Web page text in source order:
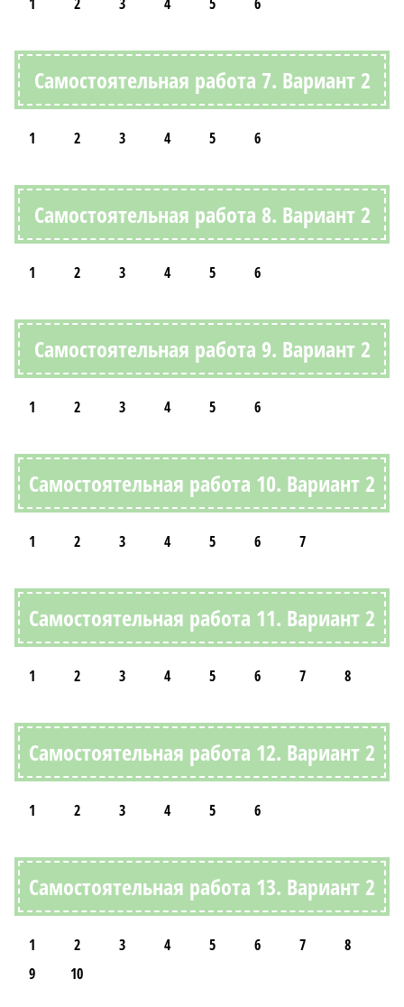
Самостоятельная работа 7. Вариант 2
1 2 3 4 5 6
Самостоятельная работа 8. Вариант 2
1 2 3 4 5 6
Самостоятельная работа 9. Вариант 2
1 2 3 4 5 6
Самостоятельная работа 10. Вариант 2
1 2 3 4 5 6 7
Самостоятельная работа 11. Вариант 2
1 2 3 4 5 6 7 8
Самостоятельная работа 12. Вариант 2
1 2 3 4 5 6
Самостоятельная работа 13. Вариант 2
1 2 3 4 5 6 7
8
9
10